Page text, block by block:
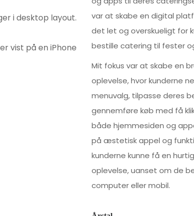
var at skabe en digital
det let og overskueligt for
bestille catering til fester
Mit fokus var at skabe en
oplevelse, hvor kunderne
menuvalg, tilpasse deres
gennemføre køb med få
både hjemmesiden og
på æstetisk appel og
kunderne kunne få en
oplevelse, uanset om de
computer eller mobil.